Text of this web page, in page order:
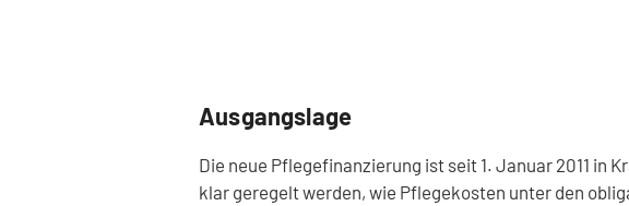
Ausgangslage
Die neue Pflegefinanzierung ist seit 1. Januar 2011 in
klar geregelt werden, wie Pflegekosten unter den